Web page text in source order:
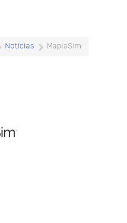
Noticias MapleSim